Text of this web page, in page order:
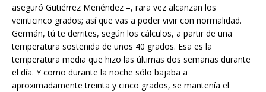
aseguró Gutiérrez Menéndez –, rara vez alcanzan los
veinticinco grados; así que vas a poder vivir con normalidad.
Germán, tú te derrites, según los cálculos, a partir de una
temperatura sostenida de unos 40 grados. Esa es la
temperatura media que hizo las últimas dos semanas durante
el día. Y como durante la noche sólo bajaba a
aproximadamente treinta y cinco grados, se mantenía el